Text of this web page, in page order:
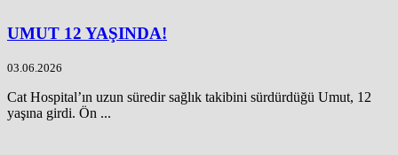
UMUT 12 YAŞINDA!
03.06.2026
Cat Hospital’ın uzun süredir sağlık takibini sürdürdüğü Umut, 12
yaşına girdi. Ön ...